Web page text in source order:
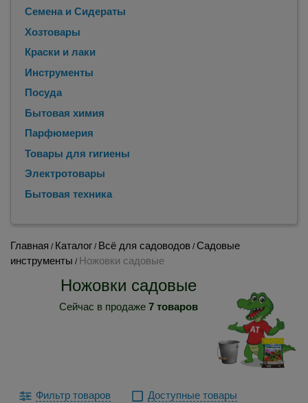
Семена и Сидераты
Хозтовары
Краски и лаки
Инструменты
Посуда
Бытовая химия
Парфюмерия
Товары для гигиены
Электротовары
Бытовая техника
Главная / Каталог / Всё для садоводов /Садовые
инструменты / Ножовки садовые
Ножовки садовые
Сейчас в продаже 7 товаров
Фильтр товаров Доступные товары